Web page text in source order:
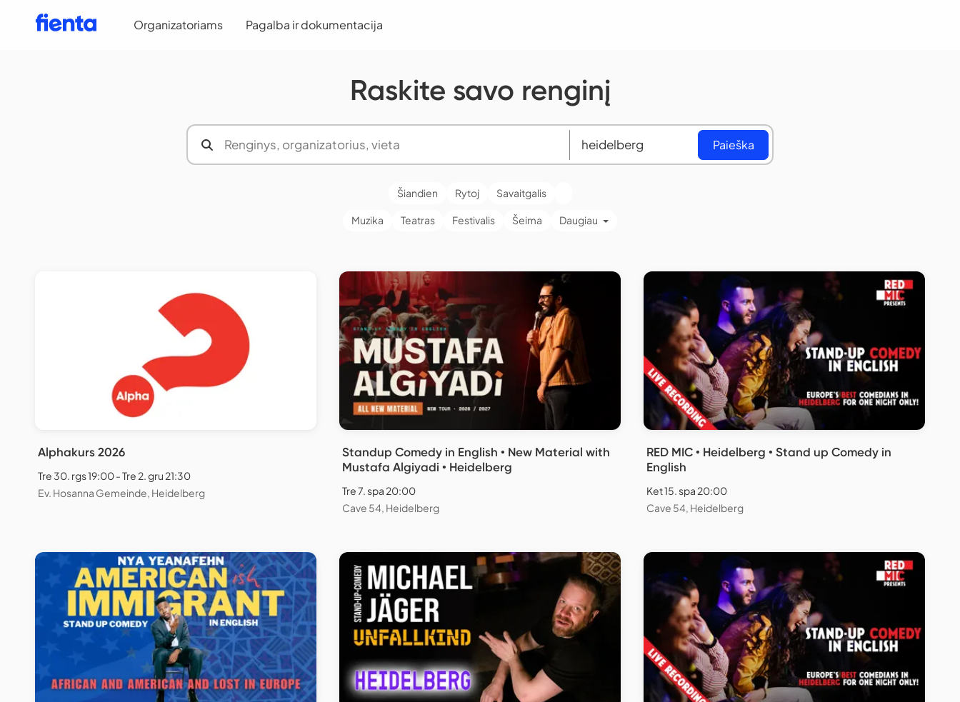
Organizatoriams Pagalba ir dokumentacija
Raskite savo renginį
Paieška
Šiandien Rytoj Savaitgalis
Muzika Teatras Festivalis Šeima Daugiau
Alphakurs 2026
Tre 30. rgs 19:00 - Tre 2. gru 21:30
Ev. Hosanna Gemeinde, Heidelberg
Standup Comedy in English • New Material with
Mustafa Algiyadi • Heidelberg
Tre 7. spa 20:00
Cave 54, Heidelberg
RED MIC • Heidelberg • Stand up Comedy in
English
Ket 15. spa 20:00
Cave 54, Heidelberg